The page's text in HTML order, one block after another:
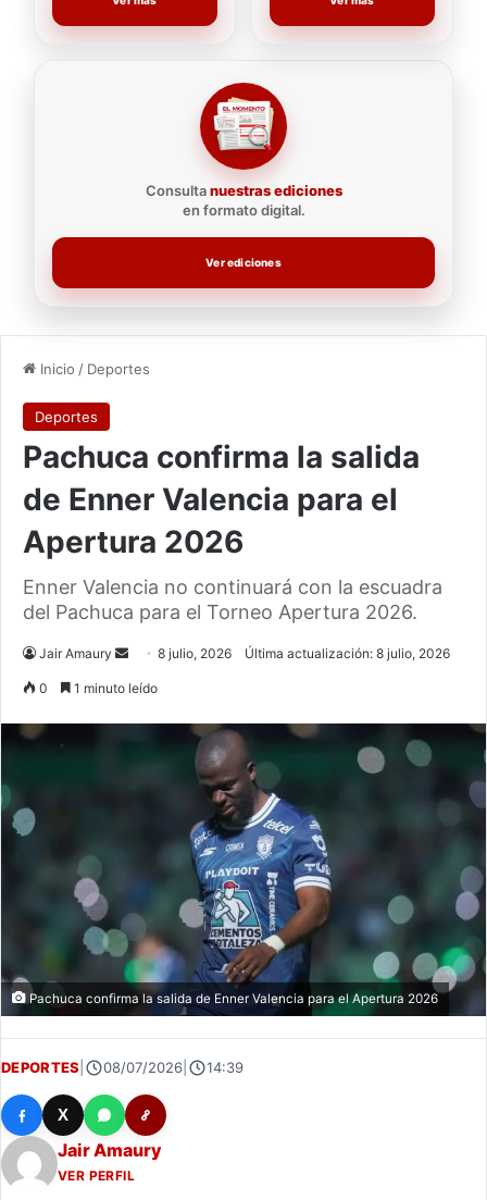
Consultanuestras ediciones
en formato digital.
Ver ediciones
Inicio / Deportes
Deportes
Pachuca confirma la salida
de Enner Valencia para el
Apertura 2026
Enner Valencia no continuará con la escuadra
del Pachuca para el Torneo Apertura 2026.
Jair Amaury
Send
an
8 julio, 2026 Última actualización: 8 julio, 2026
0 1 minuto leído
Pachuca confirma la salida de Enner Valencia para el Apertura 2026
DEPORTES 08/07/2026 14:39
X
Jair Amaury
VER PERFIL